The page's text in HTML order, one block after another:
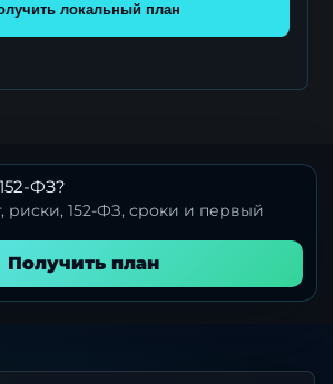
локальный план
ФЗ?
риски, 152-ФЗ, сроки и первый
Получить план